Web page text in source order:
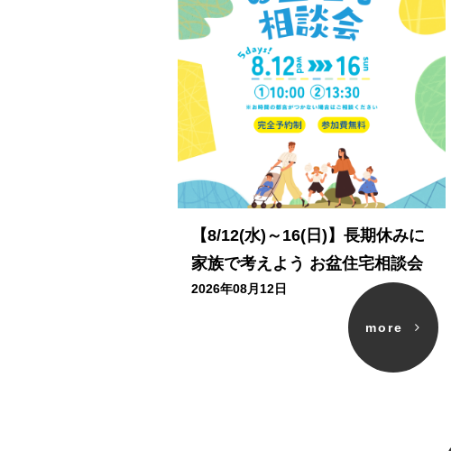
【8/12(水)～16(日)】長期休みに
家族で考えよう お盆住宅相談会
2026年08月12日
more